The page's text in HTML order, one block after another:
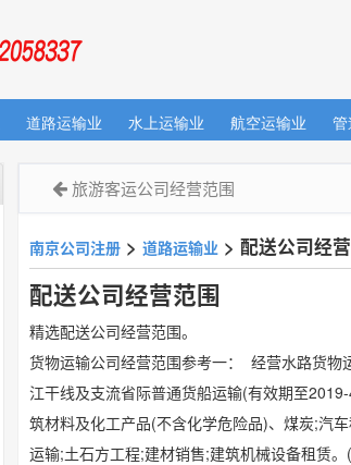
道路运输业 水上运输业 航空运输业
旅游客运公司经营范围
南京公司注册 > 道路运输业 > 配送公司经
配送公司经营范围
精选配送公司经营范围。
货物运输公司经营范围参考一： 经营水路货
江干线及支流省际普通货船运输(有效期至
筑材料及化工产品(不含化学危险品)、煤炭;汽
运输;土石方工程;建材销售;建筑机械设备租赁